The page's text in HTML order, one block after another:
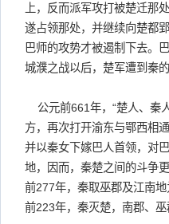
上，反而派军攻打被楚迁那
遂占领那处，并继续向楚都
巴师的攻势才被遏制下去。
城濮之战以后，楚军遭到秦
公元前661年，“楚人、秦
方，再次打开渝东与鄂西相
并以秦女下嫁巴人首领，对
地，因而，秦楚之间的斗争
前277年，秦取巫郡及江南
前223年，秦灭楚，南郡、巫